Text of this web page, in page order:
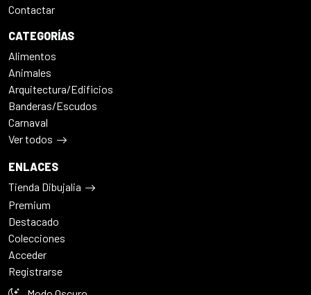
Contactar
CATEGORÍAS
Alimentos
Animales
Arquitectura/Edificios
Banderas/Escudos
Carnaval
Ver todos
ENLACES
Tienda Dibujalia
Premium
Destacado
Colecciones
Acceder
Registrarse